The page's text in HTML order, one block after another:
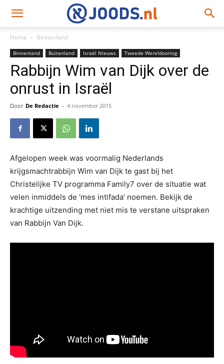
Home Binnenland
Binnenland Buitenland Israël Nieuws Tweede Wereldoorlog
Rabbijn Wim van Dijk over de
onrust in Israël
Door De Redactie - 4 november 2015
Afgelopen week was voormalig Nederlands
krijgsmachtrabbijn Wim van Dijk te gast bij het
Christelijke TV programma Family7 over de situatie wat
velen inmiddels de ‘mes intifada’ noemen. Bekijk de
krachtige uitzending met niet mis te verstane uitspraken
van Rabbijn Van Dijk.